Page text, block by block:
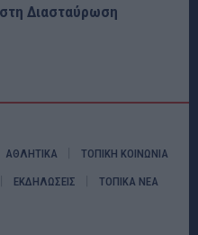
Διασταύρωση
ΑΘΛΗΤΙΚΑ ΤΟΠΙΚΗ ΚΟΙΝΩΝΙΑ
ΕΚΔΗΛΩΣΕΙΣ ΤΟΠΙΚΑ ΝΕΑ